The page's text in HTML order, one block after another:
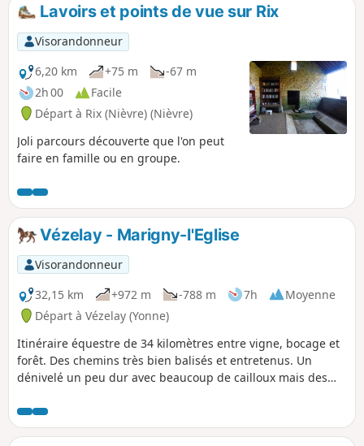
Lavoirs et points de vue sur Rix
Visorandonneur
6,20 km
+75 m
-67 m
2h 00
Facile
Départ à Rix (Nièvre) (Nièvre)
Joli parcours découverte que l'on peut
faire en famille ou en groupe.
Vézelay - Marigny-l'Eglise
Visorandonneur
32,15 km
+972 m -788 m 7h
Moyenne
Départ à Vézelay (Yonne)
Itinéraire équestre de 34 kilomètres entre vigne, bocage et
forêt. Des chemins très bien balisés et entretenus. Un
dénivelé un peu dur avec beaucoup de cailloux mais des
hauteurs.